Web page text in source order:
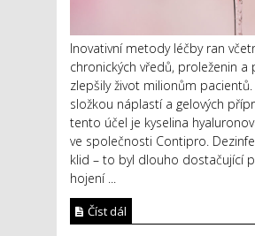
Inovativní metody léčby ran
chronických vředů, proleženin a
zlepšily život milionům
složkou náplastí a gelových
tento účel je kyselina
ve společnosti Contipro.
klid – to byl dlouho dostačující
hojení ...
Číst dál